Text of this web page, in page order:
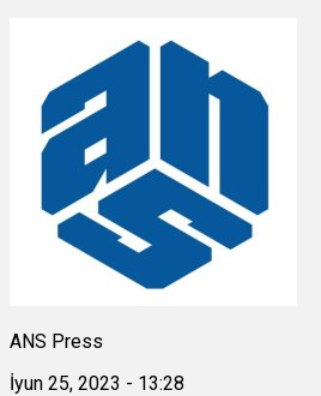
ANS Press
İyun 25, 2023 - 13:28